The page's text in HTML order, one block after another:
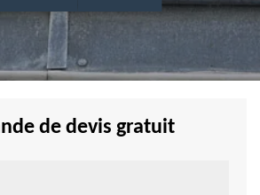
de devis gratuit